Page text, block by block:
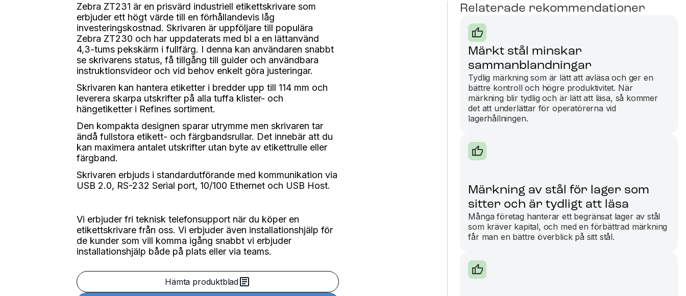
Zebra ZT231 är en prisvärd industriell etikettskrivare som
erbjuder ett högt värde till en förhållandevis låg
investeringskostnad. Skrivaren är uppföljare till populära
Zebra ZT230 och har uppdaterats med bl a en lättanvänd
4,3-tums pekskärm i fullfärg. I denna kan användaren snabbt
se skrivarens status, få tillgång till guider och användbara
instruktionsvideor och vid behov enkelt göra justeringar.
Skrivaren kan hantera etiketter i bredder upp till 114 mm och
leverera skarpa utskrifter på alla tuffa klister- och
hängetiketter i Refines sortiment.
Den kompakta designen sparar utrymme men skrivaren tar
ändå fullstora etikett- och färgbandsrullar. Det innebär att du
kan maximera antalet utskrifter utan byte av etikettrulle eller
färgband.
Skrivaren erbjuds i standardutförande med kommunikation via
USB 2.0, RS-232 Serial port, 10/100 Ethernet och USB Host.
Vi erbjuder fri teknisk telefonsupport när du köper en
etikettskrivare från oss. Vi erbjuder även installationshjälp för
de kunder som vill komma igång snabbt vi erbjuder
installationshjälp både på plats eller via teams.
Hämta produktblad
Relaterade rekommendationer
Märkt stål minskar
sammanblandningar
Tydlig märkning som är lätt att avläsa och ger en
bättre kontroll och högre produktivitet. När
märkning blir tydlig och är lätt att läsa, så kommer
det att underlättar för operatörerna vid
lagerhållningen.
Märkning av stål för lager som
sitter och är tydligt att läsa
Många företag hanterar ett begränsat lager av stål
som kräver kapital, och med en förbättrad märkning
får man en bättre överblick på sitt stål.